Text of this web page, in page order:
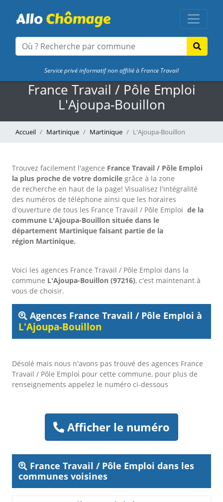
Service privé informatif non affilié à France Travail
France Travail / Pôle Emploi
L'Ajoupa-Bouillon
Accueil Martinique Martinique L'Ajoupa-Bouillon
Trouvez facilement l'agence France Travail / Pôle Emploi
la plus proche de votre domicile grâce à la zone
de recherche en haut de la page! Visualisez l'intégralité
des numéros de téléphone ainsi que les horaires
d'ouverture de tous les France Travail / Pôle Emploi de la
commune L'Ajoupa-Bouillon située dans le
département Martinique faisant partie de la
région Martinique.
Voici les agences France Travail / Pôle Emploi dans la
commune L'Ajoupa-Bouillon (97216), c'est maintenant à
vous de choisir.
Agences France Travail / Pôle Emploi à
L'Ajoupa-Bouillon
Désolé mais nous n'avons pas trouvé des agences France
Travail / Pôle Emploi pour cette commune, pour plus de
renseignements appelez le numéro ci-dessous
Afficher le numéro
France Travail / Pôle Emploi dans les
communes voisines